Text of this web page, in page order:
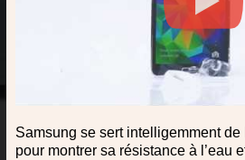
Samsung se sert intelligemment de
pour montrer sa résistance à l’eau